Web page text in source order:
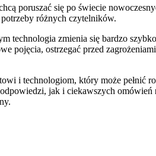
poruszać się po świecie
różnych czytelników.
technologia zmienia się bardzo
pojęcia, ostrzegać przed
i technologiom, który może pełnić
jak i ciekawszych